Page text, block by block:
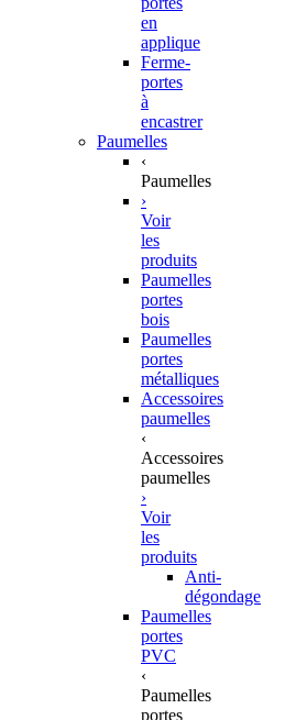
en
applique
Ferme-
portes
à
encastrer
Paumelles
‹
Paumelles
›
Voir
les
produits
Paumelles
portes
bois
Paumelles
portes
métalliques
Accessoires
paumelles
‹
Accessoires
paumelles
›
Voir
les
produits
Anti-
dégondage
Paumelles
portes
PVC
‹
Paumelles
portes